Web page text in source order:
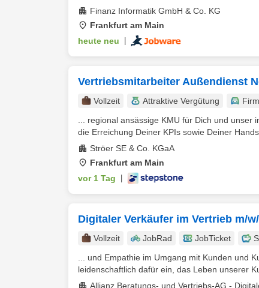
Finanz Informatik GmbH & Co. KG
Frankfurt am Main
heute neu
Vertriebsmitarbeiter Außendienst
Vollzeit Attraktive Vergütung
... regional ansässige KMU für Dich und
die Erreichung Deiner KPIs sowie Deiner
Ströer SE & Co. KGaA
Frankfurt am Main
vor 1 Tag
Digitaler Verkäufer im Vertrieb m/
Vollzeit JobRad JobTicket
... und Empathie im Umgang mit Kunden und
leidenschaftlich dafür ein, das Leben unserer
Allianz Beratungs- und Vertriebs-AG -